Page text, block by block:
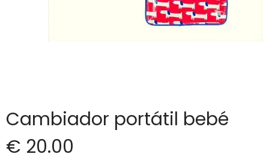
Cambiador portátil bebé
€ 20.00